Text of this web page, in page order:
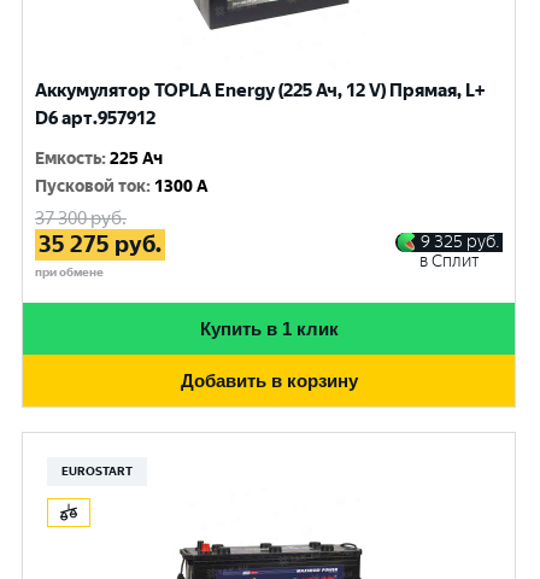
Аккумулятор TOPLA Energy (225 Ач, 12 V) Прямая, L+
D6 арт.957912
Емкость:225 Ач
Пусковой ток: 1300 A
37 300руб.
35 275 руб.
при обмене
9 325 руб.
в Сплит
Купить в 1 клик
Добавить в корзину
EUROSTART